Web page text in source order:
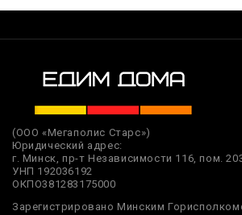
(ООО «Мегаполис Старс»)
Юридический адрес:
г. Минск, пр-т Независимости 116, пом.
УНП 192036192
ОКПО381283175000
Зарегистрировано Минским